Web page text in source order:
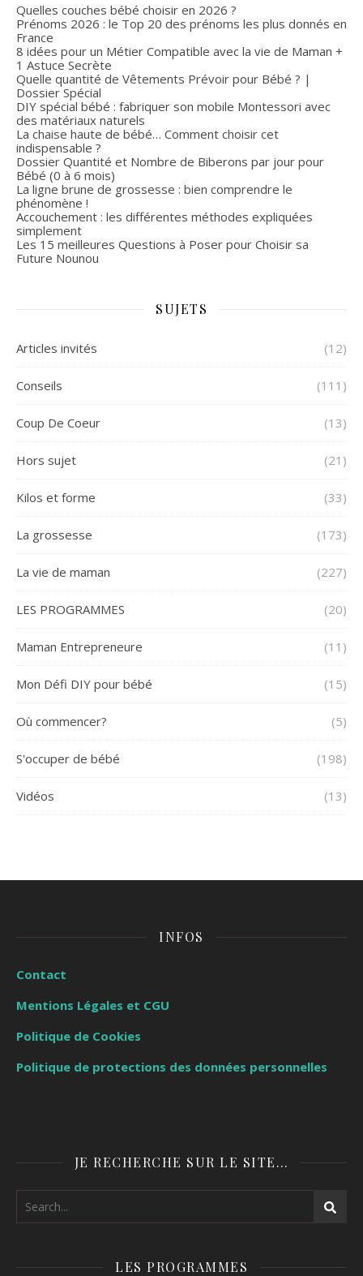
Quelles couches bébé choisir en 2026 ?
Prénoms 2026 : le Top 20 des prénoms les plus donnés en
France
8 idées pour un Métier Compatible avec la vie de Maman +
1 Astuce Secrète
Quelle quantité de Vêtements Prévoir pour Bébé ? |
Dossier Spécial
DIY spécial bébé : fabriquer son mobile Montessori avec
des matériaux naturels
La chaise haute de bébé… Comment choisir cet
indispensable ?
Dossier Quantité et Nombre de Biberons par jour pour
Bébé (0 à 6 mois)
La ligne brune de grossesse : bien comprendre le
phénomène !
Accouchement : les différentes méthodes expliquées
simplement
Les 15 meilleures Questions à Poser pour Choisir sa
Future Nounou
SUJETS
Articles invités (12)
Conseils (111)
Coup De Coeur (13)
Hors sujet (21)
Kilos et forme (33)
La grossesse (173)
La vie de maman (227)
LES PROGRAMMES (20)
Maman Entrepreneure (11)
Mon Défi DIY pour bébé (15)
Où commencer? (5)
S'occuper de bébé (198)
Vidéos (13)
INFOS
Contact
Mentions Légales et CGU
Politique de Cookies
Politique de protections des données personnelles
JE RECHERCHE SUR LE SITE…
LES PROGRAMMES